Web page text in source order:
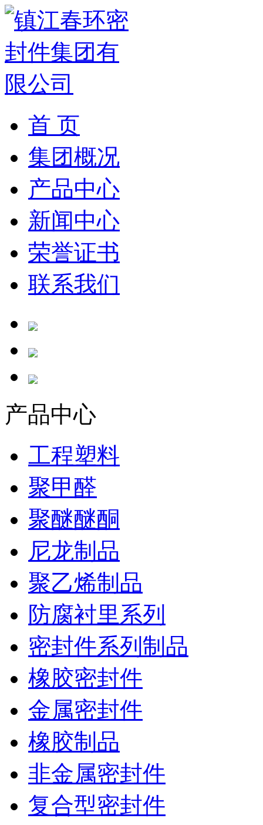
首 页
集团概况
产品中心
新闻中心
荣誉证书
联系我们
产品中心
工程塑料
聚甲醛
聚醚醚酮
尼龙制品
聚乙烯制品
防腐衬里系列
密封件系列制品
橡胶密封件
金属密封件
橡胶制品
非金属密封件
复合型密封件